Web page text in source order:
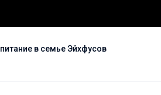
в семье Эйхфусов